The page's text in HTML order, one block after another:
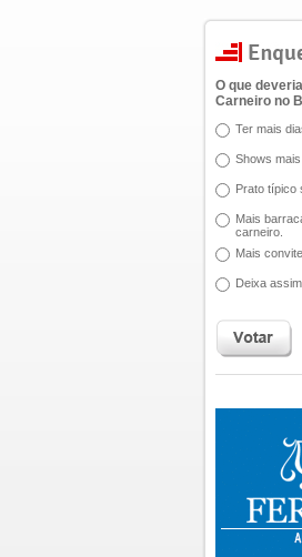
O que
Carneiro no
Ter mais
Shows mais
Prato típico
Mais
carneiro.
Mais
Deixa